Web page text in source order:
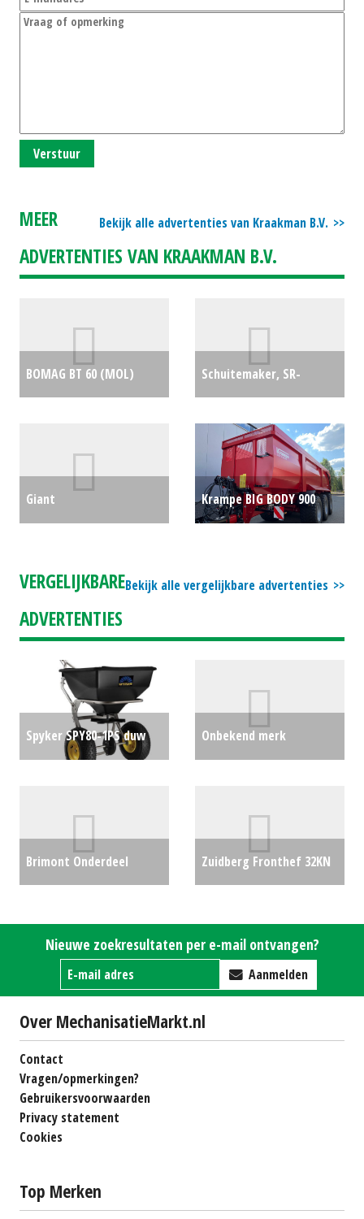
Verstuur
Bekijk alle advertenties van Kraakman B.V.
MEER
ADVERTENTIES VAN KRAAKMAN B.V.
BOMAG BT 60 (MOL)
Schuitemaker, SR-
Silagewagen RAPIDE
580S (BS) #23802 €105000
Giant
€23400
Krampe BIG BODY 900
Bekijk alle vergelijkbare advertenties
VERGELIJKBARE
ADVERTENTIES
Spyker SPY80-1PS duw
Onbekend merk
(LH) #29596
€1250
Brimont Onderdeel
#29640
€600
Zuidberg Fronthef 32KN
Nieuwe zoekresultaten per e-mail ontvangen?
Aanmelden
Over MechanisatieMarkt.nl
Contact
Vragen/opmerkingen?
Gebruikersvoorwaarden
Privacy statement
Cookies
Top Merken